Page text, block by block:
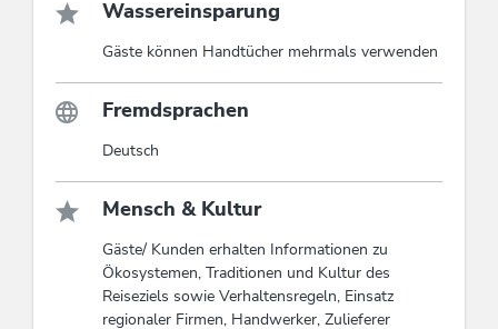
Wassereinsparung
Gäste können Handtücher mehrmals verwenden
Fremdsprachen
Deutsch
Mensch & Kultur
Gäste/ Kunden erhalten Informationen zu
Ökosystemen, Traditionen und Kultur des
Reiseziels sowie Verhaltensregeln, Einsatz
regionaler Firmen, Handwerker, Zulieferer